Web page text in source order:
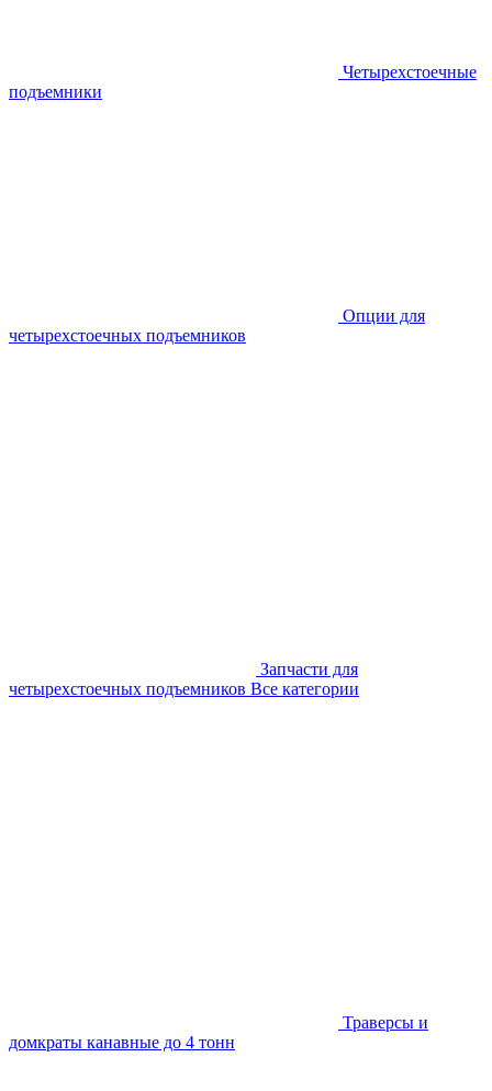
Четырехстоечные
подъемники
Опции для
четырехстоечных подъемников
Запчасти для
четырехстоечных подъемников Все категории
Траверсы и
домкраты канавные до 4 тонн